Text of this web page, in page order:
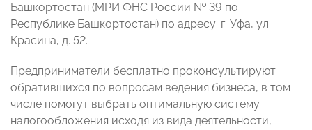
Башкортостан (МРИ ФНС России № 39 по
Республике Башкортостан) по адресу: г. Уфа, ул.
Красина, д. 52.
Предприниматели бесплатно проконсультируют
обратившихся по вопросам ведения бизнеса, в том
числе помогут выбрать оптимальную систему
налогообложения исходя из вида деятельности,